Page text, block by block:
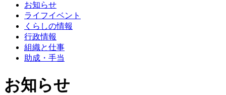
お知らせ
ライフイベント
くらしの情報
行政情報
組織と仕事
助成・手当
お知らせ